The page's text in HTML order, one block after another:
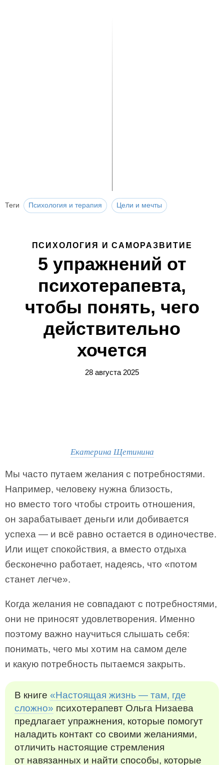
Теги Психология и терапия Цели и мечты
ПСИХОЛОГИЯ И САМОРАЗВИТИЕ
5 упражнений от
психотерапевта,
чтобы понять, чего
действительно
хочется
28 августа 2025
Екатерина Щетинина
Мы часто путаем желания с потребностями.
Например, человеку нужна близость,
но вместо того чтобы строить отношения,
он зарабатывает деньги или добивается
успеха — и всё равно остается в одиночестве.
Или ищет спокойствия, а вместо отдыха
бесконечно работает, надеясь, что «потом
станет легче».
Когда желания не совпадают с потребностями,
они не приносят удовлетворения. Именно
поэтому важно научиться слышать себя:
понимать, чего мы хотим на самом деле
и какую потребность пытаемся закрыть.
В книге «Настоящая жизнь — там, где
сложно» психотерапевт Ольга Низаева
предлагает упражнения, которые помогут
наладить контакт со своими желаниями,
отличить настоящие стремления
от навязанных и найти способы, которые